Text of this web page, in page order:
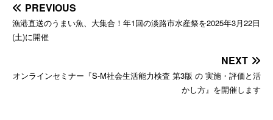
PREVIOUS
漁港直送のうまい魚、大集合！年1回の淡路市水産祭を2025年3月22日
(土)に開催
NEXT
オンラインセミナー『S-M社会生活能力検査 第3版 の 実施・評価と活
かし方』を開催します